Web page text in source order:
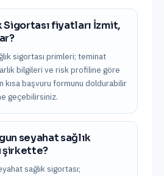
Sigortası fiyatları İzmit,
sigortası primleri; teminat
bilgileri ve risk profiline göre
kısa başvuru formunu doldurabilir
geçebilirsiniz.
seyahat sağlık
şirkette?
sağlık sigortası;